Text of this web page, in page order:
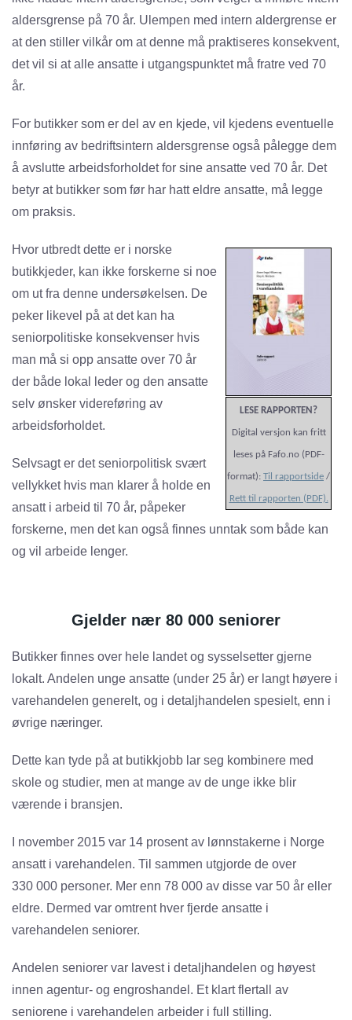
aldersgrense på 70 år. Ulempen med intern aldergrense er
at den stiller vilkår om at denne må praktiseres konsekvent,
det vil si at alle ansatte i utgangspunktet må fratre ved 70
år.
For butikker som er del av en kjede, vil kjedens eventuelle
innføring av bedriftsintern aldersgrense også pålegge dem
å avslutte arbeidsforholdet for sine ansatte ved 70 år. Det
betyr at butikker som før har hatt eldre ansatte, må legge
om praksis.
LESE RAPPORTEN?
Digital versjon kan fritt
leses på Fafo.no (PDF-
format): Til rapportside /
Rett til rapporten (PDF).
Hvor utbredt dette er i norske
butikkjeder, kan ikke forskerne si noe
om ut fra denne undersøkelsen. De
peker likevel på at det kan ha
seniorpolitiske konsekvenser hvis
man må si opp ansatte over 70 år
der både lokal leder og den ansatte
selv ønsker videreføring av
arbeidsforholdet.
Selvsagt er det seniorpolitisk svært
vellykket hvis man klarer å holde en
ansatt i arbeid til 70 år, påpeker
forskerne, men det kan også finnes unntak som både kan
og vil arbeide lenger.
Gjelder nær 80 000 seniorer
Butikker finnes over hele landet og sysselsetter gjerne
lokalt. Andelen unge ansatte (under 25 år) er langt høyere i
varehandelen generelt, og i detaljhandelen spesielt, enn i
øvrige næringer.
Dette kan tyde på at butikkjobb lar seg kombinere med
skole og studier, men at mange av de unge ikke blir
værende i bransjen.
I november 2015 var 14 prosent av lønnstakerne i Norge
ansatt i varehandelen. Til sammen utgjorde de over
330 000 personer. Mer enn 78 000 av disse var 50 år eller
eldre. Dermed var omtrent hver fjerde ansatte i
varehandelen seniorer.
Andelen seniorer var lavest i detaljhandelen og høyest
innen agentur- og engroshandel. Et klart flertall av
seniorene i varehandelen arbeider i full stilling.